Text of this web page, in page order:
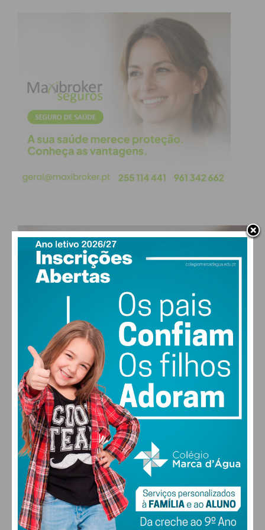
vantagens das espécies autóctones”, refere a
As inscrições terminam a 14 de setembro e são “um
bilhete para uma aventura de mais de 900
quilómetros de superação pessoal num ambiente
descontraído e de grande companheirismo, e para
o apoio efetivo e no terreno à correta reflorestação
dos locais afetados para que todos os Portugueses
possam desfrutar das belíssimas paisagens e do ar
Subscreva a newsletter do
Imediato
Assine nossa newsletter por e-mail e
obtenha de forma regular a informação
atualizada.
Eu li e concordo com os termos e
condições
PAÇOS DE FERREIRA
29°
clear sky
MAX 29 • MIN 28
29°
SÁB
26
DOM
28 °
SEG
30 °
TER
FARMACIAS DE SERVIÇO EM PAÇOS DE
FERREIRA